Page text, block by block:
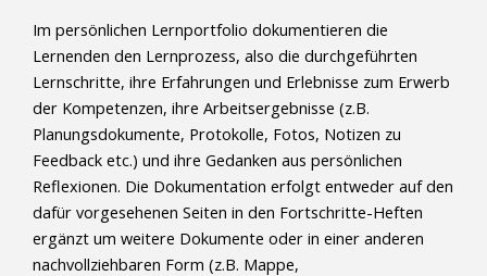
Im persönlichen Lernportfolio dokumentieren die
Lernenden den Lernprozess, also die durchgeführten
Lernschritte, ihre Erfahrungen und Erlebnisse zum Erwerb
der Kompetenzen, ihre Arbeitsergebnisse (z.B.
Planungsdokumente, Protokolle, Fotos, Notizen zu
Feedback etc.) und ihre Gedanken aus persönlichen
Reflexionen. Die Dokumentation erfolgt entweder auf den
dafür vorgesehenen Seiten in den Fortschritte-Heften
ergänzt um weitere Dokumente oder in einer anderen
nachvollziehbaren Form (z.B. Mappe,